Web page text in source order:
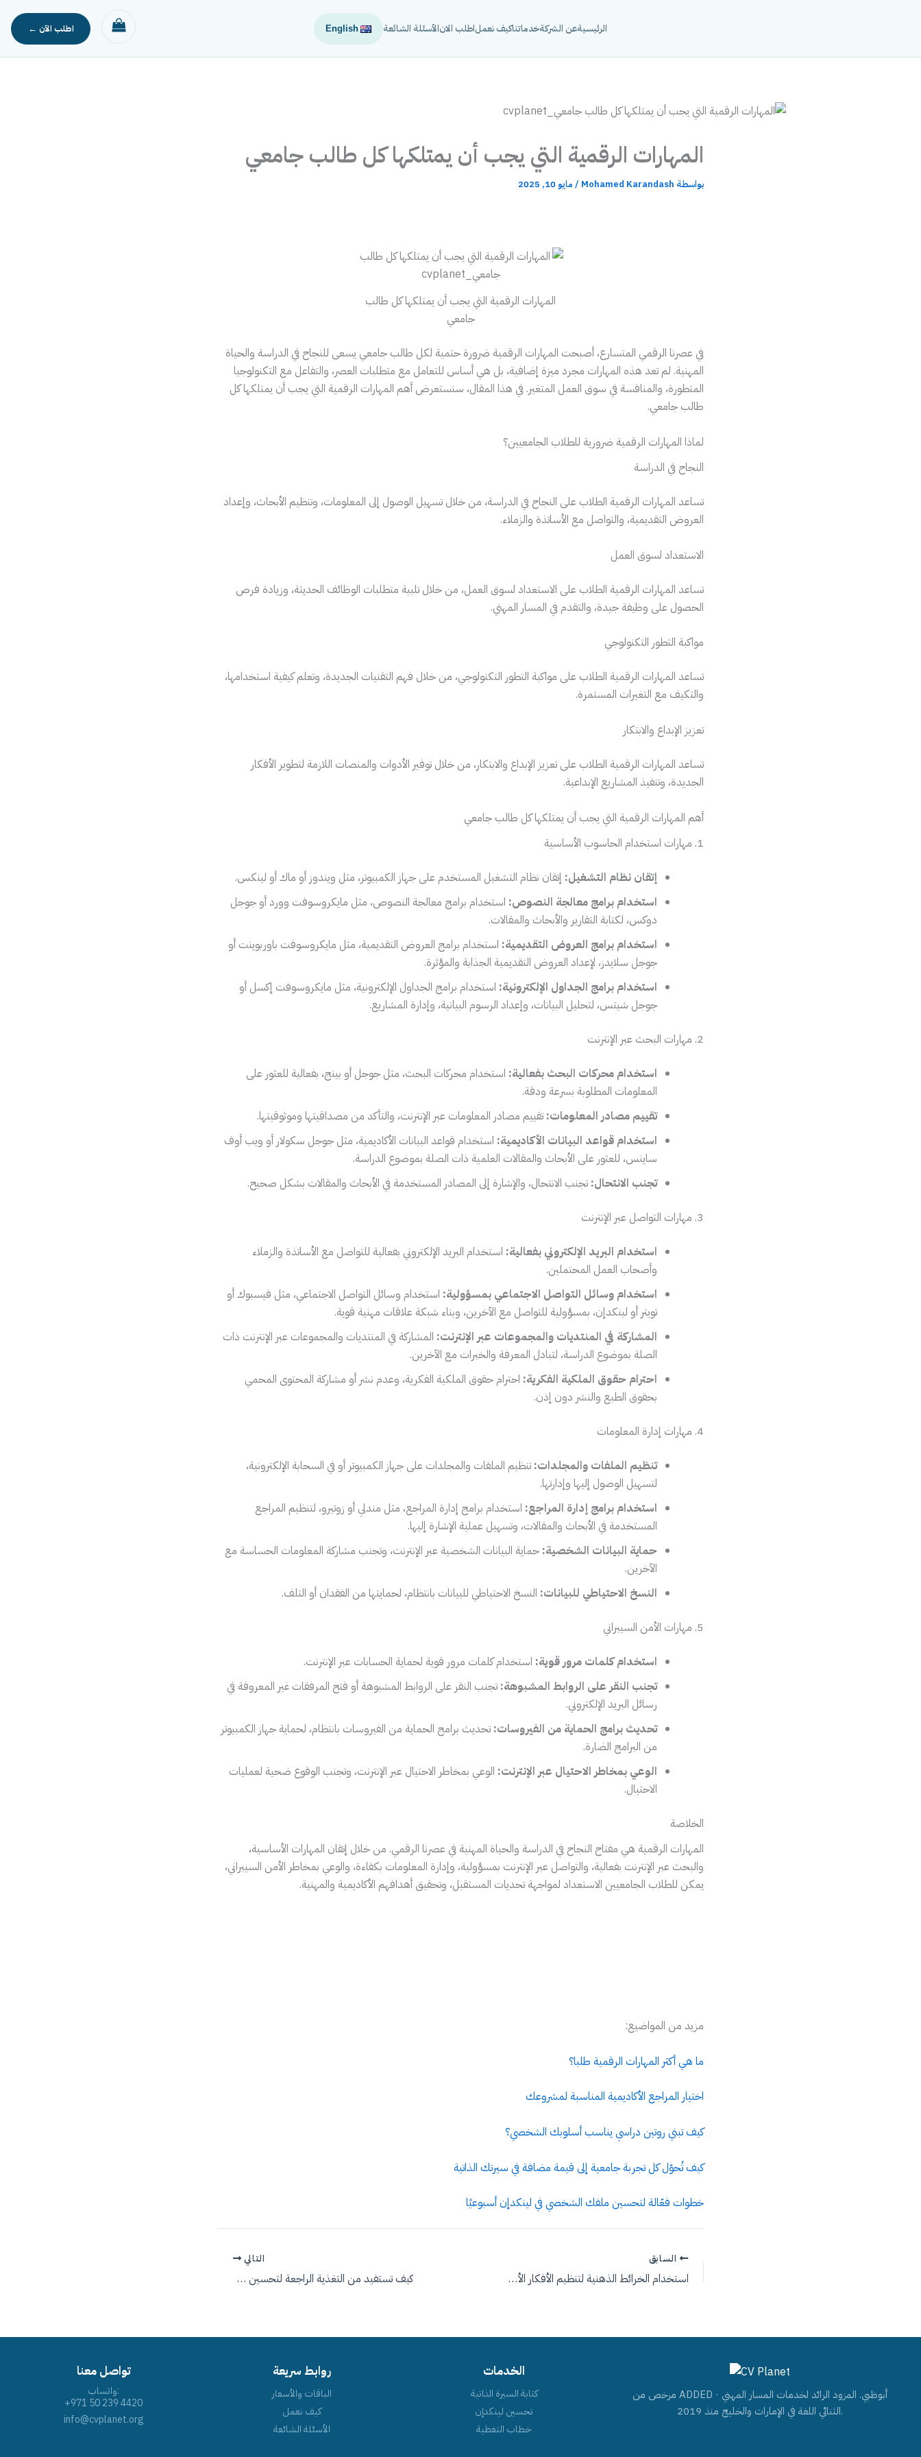
الرئيسيةعن الشركةخدماتناكيف نعملاطلب الانالأسئلة الشائعة English
المهارات الرقمية التي يجب أن يمتلكها كل طالب جامعي
بواسطة Mohamed Karandash
/ مايو 10, 2025
المهارات الرقمية التي يجب أن يمتلكها كل طالب
جامعي
في عصرنا الرقمي المتسارع، أصبحت المهارات الرقمية ضرورة حتمية لكل طالب جامعي يسعى للنجاح في الدراسة والحياة
المهنية. لم تعد هذه المهارات مجرد ميزة إضافية، بل هي أساس للتعامل مع متطلبات العصر، والتفاعل مع التكنولوجيا
المتطورة، والمنافسة في سوق العمل المتغير. في هذا المقال، سنستعرض أهم المهارات الرقمية التي يجب أن يمتلكها كل
طالب جامعي.
لماذا المهارات الرقمية ضرورية للطلاب الجامعيين؟
النجاح في الدراسة
تساعد المهارات الرقمية الطلاب على النجاح في الدراسة، من خلال تسهيل الوصول إلى المعلومات، وتنظيم الأبحاث، وإعداد
العروض التقديمية، والتواصل مع الأساتذة والزملاء.
الاستعداد لسوق العمل
تساعد المهارات الرقمية الطلاب على الاستعداد لسوق العمل، من خلال تلبية متطلبات الوظائف الحديثة، وزيادة فرص
الحصول على وظيفة جيدة، والتقدم في المسار المهني.
مواكبة التطور التكنولوجي
تساعد المهارات الرقمية الطلاب على مواكبة التطور التكنولوجي، من خلال فهم التقنيات الجديدة، وتعلم كيفية استخدامها،
والتكيف مع التغيرات المستمرة.
تعزيز الإبداع والابتكار
تساعد المهارات الرقمية الطلاب على تعزيز الإبداع والابتكار، من خلال توفير الأدوات والمنصات اللازمة لتطوير الأفكار
الجديدة، وتنفيذ المشاريع الإبداعية.
أهم المهارات الرقمية التي يجب أن يمتلكها كل طالب جامعي
1. مهارات استخدام الحاسوب الأساسية
إتقان نظام التشغيل: إتقان نظام التشغيل المستخدم على جهاز الكمبيوتر، مثل ويندوز أو ماك أو لينكس.
استخدام برامج معالجة النصوص: استخدام برامج معالجة النصوص، مثل مايكروسوفت وورد أو جوجل
دوكس، لكتابة التقارير والأبحاث والمقالات.
استخدام برامج العروض التقديمية: استخدام برامج العروض التقديمية، مثل مايكروسوفت باوربوينت أو
جوجل سلايدز، لإعداد العروض التقديمية الجذابة والمؤثرة.
استخدام برامج الجداول الإلكترونية: استخدام برامج الجداول الإلكترونية، مثل مايكروسوفت إكسل أو
جوجل شيتس، لتحليل البيانات، وإعداد الرسوم البيانية، وإدارة المشاريع.
2. مهارات البحث عبر الإنترنت
استخدام محركات البحث بفعالية: استخدام محركات البحث، مثل جوجل أو بينج، بفعالية للعثور على
المعلومات المطلوبة بسرعة ودقة.
تقييم مصادر المعلومات: تقييم مصادر المعلومات عبر الإنترنت، والتأكد من مصداقيتها وموثوقيتها.
استخدام قواعد البيانات الأكاديمية: استخدام قواعد البيانات الأكاديمية، مثل جوجل سكولار أو ويب أوف
ساينس، للعثور على الأبحاث والمقالات العلمية ذات الصلة بموضوع الدراسة.
تجنب الانتحال: تجنب الانتحال، والإشارة إلى المصادر المستخدمة في الأبحاث والمقالات بشكل صحيح.
3. مهارات التواصل عبر الإنترنت
استخدام البريد الإلكتروني بفعالية: استخدام البريد الإلكتروني بفعالية للتواصل مع الأساتذة والزملاء
وأصحاب العمل المحتملين.
استخدام وسائل التواصل الاجتماعي بمسؤولية: استخدام وسائل التواصل الاجتماعي، مثل فيسبوك أو
تويتر أو لينكدإن، بمسؤولية للتواصل مع الآخرين، وبناء شبكة علاقات مهنية قوية.
المشاركة في المنتديات والمجموعات عبر الإنترنت: المشاركة في المنتديات والمجموعات عبر الإنترنت ذات
الصلة بموضوع الدراسة، لتبادل المعرفة والخبرات مع الآخرين.
احترام حقوق الملكية الفكرية: احترام حقوق الملكية الفكرية، وعدم نشر أو مشاركة المحتوى المحمي
بحقوق الطبع والنشر دون إذن.
4. مهارات إدارة المعلومات
تنظيم الملفات والمجلدات: تنظيم الملفات والمجلدات على جهاز الكمبيوتر أو في السحابة الإلكترونية،
لتسهيل الوصول إليها وإدارتها.
استخدام برامج إدارة المراجع: استخدام برامج إدارة المراجع، مثل مندلي أو زوتيرو، لتنظيم المراجع
المستخدمة في الأبحاث والمقالات، وتسهيل عملية الإشارة إليها.
حماية البيانات الشخصية: حماية البيانات الشخصية عبر الإنترنت، وتجنب مشاركة المعلومات الحساسة مع
الآخرين.
النسخ الاحتياطي للبيانات: النسخ الاحتياطي للبيانات بانتظام، لحمايتها من الفقدان أو التلف.
5. مهارات الأمن السيبراني
استخدام كلمات مرور قوية: استخدام كلمات مرور قوية لحماية الحسابات عبر الإنترنت.
تجنب النقر على الروابط المشبوهة: تجنب النقر على الروابط المشبوهة أو فتح المرفقات غير المعروفة في
رسائل البريد الإلكتروني.
تحديث برامج الحماية من الفيروسات: تحديث برامج الحماية من الفيروسات بانتظام، لحماية جهاز الكمبيوتر
من البرامج الضارة.
الوعي بمخاطر الاحتيال عبر الإنترنت: الوعي بمخاطر الاحتيال عبر الإنترنت، وتجنب الوقوع ضحية لعمليات
الاحتيال.
الخلاصة
المهارات الرقمية هي مفتاح النجاح في الدراسة والحياة المهنية في عصرنا الرقمي. من خلال إتقان المهارات الأساسية،
والبحث عبر الإنترنت بفعالية، والتواصل عبر الإنترنت بمسؤولية، وإدارة المعلومات بكفاءة، والوعي بمخاطر الأمن السيبراني،
يمكن للطلاب الجامعيين الاستعداد لمواجهة تحديات المستقبل، وتحقيق أهدافهم الأكاديمية والمهنية.
مزيد من المواضيع:
ما هي أكثر المهارات الرقمية طلبا؟
اختيار المراجع الأكاديمية المناسبة لمشروعك
كيف تبني روتين دراسي يناسب أسلوبك الشخصي؟
كيف تُحوّل كل تجربة جامعية إلى قيمة مضافة في سيرتك الذاتية
خطوات فعّالة لتحسين ملفك الشخصي في لينكدإن أسبوعيًا
السابق
استخدام الخرائط الذهنية لتنظيم الأفكار الأكاديمية
التالي
كيف تستفيد من التغذية الراجعة لتحسين مهاراتك
مرخص من ADDED · أبوظبي. المزود الرائد لخدمات المسار المهني
الثنائي اللغة في الإمارات والخليج منذ 2019.
الخدمات
كتابة السيرة الذاتية
تحسين لينكدإن
خطاب التغطية
روابط سريعة
الباقات والأسعار
كيف نعمل
الأسئلة الشائعة
تواصل معنا
واتساب:
+971 50 239 4420
info@cvplanet.org